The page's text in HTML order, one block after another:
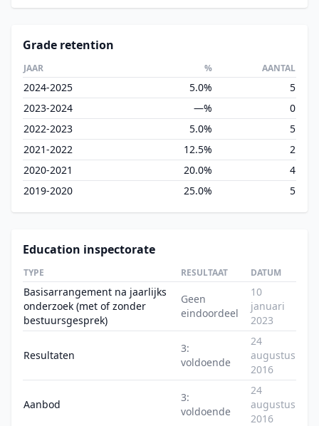
Grade retention
JAAR % AANTAL
2024-2025 5.0%
5
2023-2024
—%
0
2022-2023
5.0%
5
2021-2022
12.5%
2
2020-2021
20.0%
4
2019-2020
25.0% 5
Education inspectorate
TYPE RESULTAAT DATUM
Basisarrangement na jaarlijks
onderzoek (met of zonder
bestuursgesprek)
Geen
eindoordeel
10
januari
2023
Resultaten
3:
voldoende
24
augustus
2016
Aanbod
3:
voldoende
24
augustus
2016